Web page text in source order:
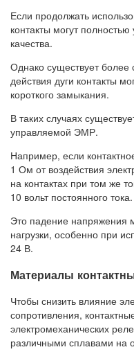
Если продолжать
контакты могут
качества.
Однако существует более
действия дуги контакты
короткого замыкания.
В таких случаях
управляемой ЭМР.
Например, если
1 Ом от воздействия
на контактах при том же
10 вольт постоянного тока.
Это падение напряжения
нагрузки, особенно при
24 В.
Материалы
Чтобы снизить влияние
сопротивления,
электромеханических
различными сплавами на